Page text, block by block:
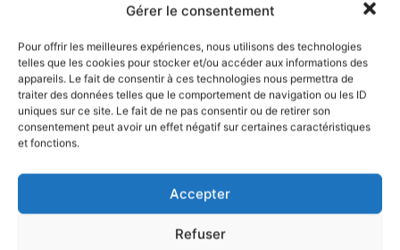
Gérer le consentement
Pour offrir les meilleures expériences, nous utilisons des technologies
telles que les cookies pour stocker et/ou accéder aux informations des
appareils. Le fait de consentir à ces technologies nous permettra de
traiter des données telles que le comportement de navigation ou les ID
uniques sur ce site. Le fait de ne pas consentir ou de retirer son
consentement peut avoir un effet négatif sur certaines caractéristiques
et fonctions.
Accepter
Refuser
sécuriser son site WordPress